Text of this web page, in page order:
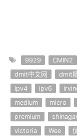
9929 CMIN2
dmit中文网
dmit
ipv4
ipv6
medium
micro
premium
victoria
Wee